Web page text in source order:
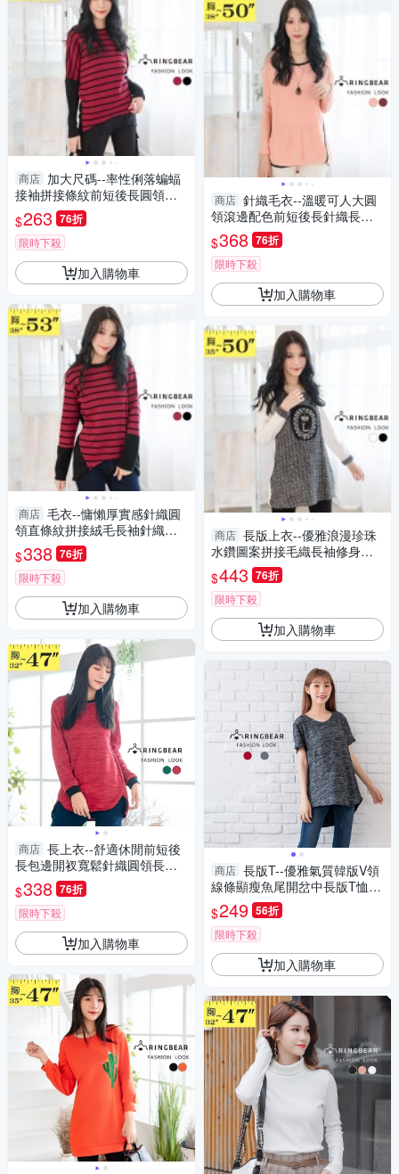
商店 加大尺碼--率性俐落蝙蝠
接袖拼接條紋前短後長圓領長
袖上衣(黑.紅XL-5L)-X182眼圈
熊中大尺碼
$263 76折
限時下殺
加入購物車
商店 毛衣--慵懶厚實感針織圓
領直條紋拼接絨毛長袖針織上
衣(黑.紅XL-5L)-X210眼圈熊中
大尺碼
$338 76折
限時下殺
加入購物車
商店 長上衣--舒適休閒前短後
長包邊開衩寬鬆針織圓領長袖
上衣(紅.綠M-3L)-X321眼圈熊
中大尺碼
$338 76折
限時下殺
加入購物車
商店 針織毛衣--溫暖可人大圓
領滾邊配色前短後長針織長袖
上衣(紅.粉2L-3L)-X184眼圈熊
中大尺碼
$368 76折
限時下殺
加入購物車
商店 長版上衣--優雅浪漫珍珠
水鑽圖案拼接毛織長袖修身長
上衣(白.黑XL-5L)-A216眼圈熊
中大尺碼
$443 76折
限時下殺
加入購物車
商店 長版T--優雅氣質韓版V領
線條顯瘦魚尾開岔中長版T恤
(灰.紅M-2L)-T312眼圈熊中大
尺碼
$249 56折
限時下殺
加入購物車